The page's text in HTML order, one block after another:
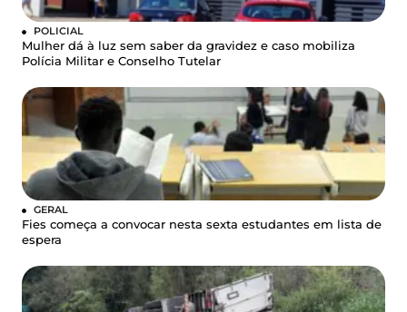
POLICIAL
Mulher dá à luz sem saber da gravidez e caso mobiliza
Polícia Militar e Conselho Tutelar
GERAL
Fies começa a convocar nesta sexta estudantes em lista de
espera